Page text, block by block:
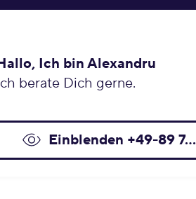
Ich bin Alexandru
berate Dich gerne.
Einblenden +49-89 7...